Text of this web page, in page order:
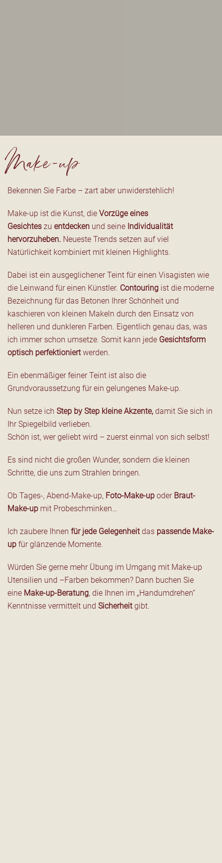
Make-up
Bekennen Sie Farbe – zart aber unwiderstehlich!
Make-up ist die Kunst, die Vorzüge eines
Gesichtes zu entdecken und seine Individualität
hervorzuheben. Neueste Trends setzen auf viel
Natürlichkeit kombiniert mit kleinen Highlights.
Dabei ist ein ausgeglichener Teint für einen Visagisten wie
die Leinwand für einen Künstler. Contouring ist die moderne
Bezeichnung für das Betonen Ihrer Schönheit und
kaschieren von kleinen Makeln durch den Einsatz von
helleren und dunkleren Farben. Eigentlich genau das, was
ich immer schon umsetze. Somit kann jede Gesichtsform
optisch perfektioniertwerden.
Ein ebenmäßiger feiner Teint ist also die
Grundvoraussetzung für ein gelungenes Make-up.
Nun setze ich Step by Step kleine Akzente, damit Sie sich in
Ihr Spiegelbild verlieben.
Schön ist, wer geliebt wird – zuerst einmal von sich selbst!
Es sind nicht die großen Wunder, sondern die kleinen
Schritte, die uns zum Strahlen bringen.
Ob Tages-, Abend-Make-up, Foto-Make-up oder Braut-
Make-up mit Probeschminken…
Ich zaubere Ihnen für jede Gelegenheitdas passende Make-
up für glänzende Momente.
Würden Sie gerne mehr Übung im Umgang mit Make-up
Utensilien und –Farben bekommen? Dann buchen Sie
eine Make-up-Beratung, die Ihnen im „Handumdrehen“
Kenntnisse vermittelt und Sicherheitgibt.